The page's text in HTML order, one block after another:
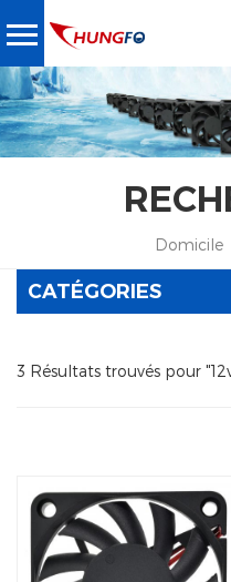
Domicile
CATÉGORIES
3 Résultats trouvés pour